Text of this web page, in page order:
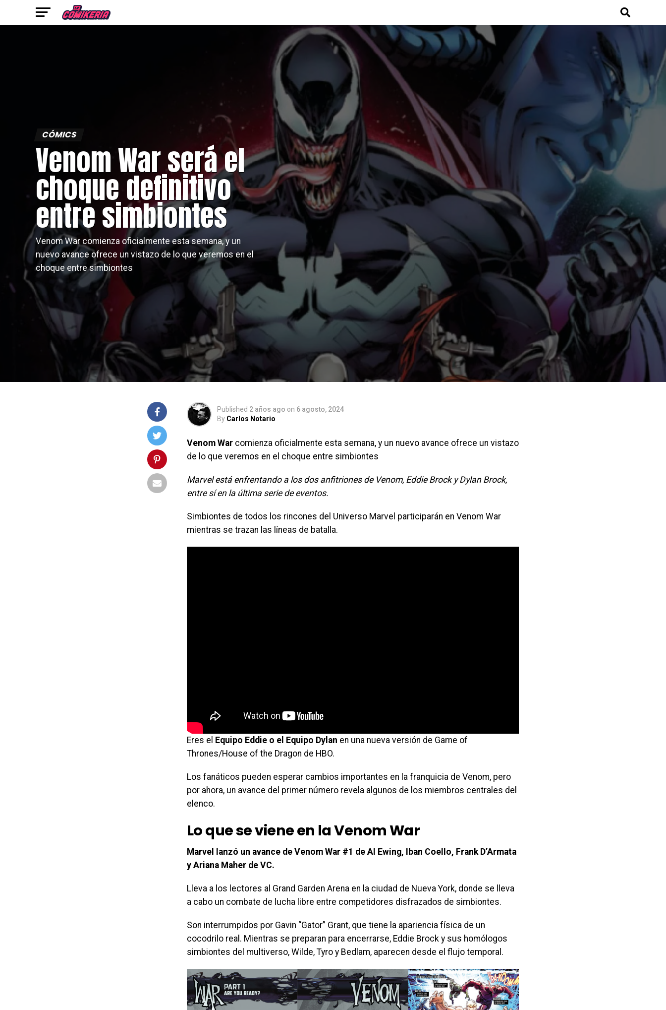
CÓMICS
Venom War será el
choque definitivo
entre simbiontes
Venom War comienza oficialmente esta semana, y un
nuevo avance ofrece un vistazo de lo que veremos en el
choque entre simbiontes
Published 2 años ago on 6 agosto, 2024
By Carlos Notario
Venom War comienza oficialmente esta semana, y un nuevo avance ofrece un vistazo
de lo que veremos en el choque entre simbiontes
Marvel está enfrentando a los dos anfitriones de Venom, Eddie Brock y Dylan Brock,
entre sí en la última serie de eventos.
Simbiontes de todos los rincones del Universo Marvel participarán en Venom War
mientras se trazan las líneas de batalla.
Eres el Equipo Eddie o el Equipo Dylan en una nueva versión de Game of
Thrones/House of the Dragon de HBO.
Los fanáticos pueden esperar cambios importantes en la franquicia de Venom, pero
por ahora, un avance del primer número revela algunos de los miembros centrales del
elenco.
Lo que se viene en la Venom War
Marvel lanzó un avance de Venom War #1 de Al Ewing, Iban Coello, Frank D’Armata
y Ariana Maher de VC.
Lleva a los lectores al Grand Garden Arena en la ciudad de Nueva York, donde se lleva
a cabo un combate de lucha libre entre competidores disfrazados de simbiontes.
Son interrumpidos por Gavin “Gator” Grant, que tiene la apariencia física de un
cocodrilo real. Mientras se preparan para encerrarse, Eddie Brock y sus homólogos
simbiontes del multiverso, Wilde, Tyro y Bedlam, aparecen desde el flujo temporal.